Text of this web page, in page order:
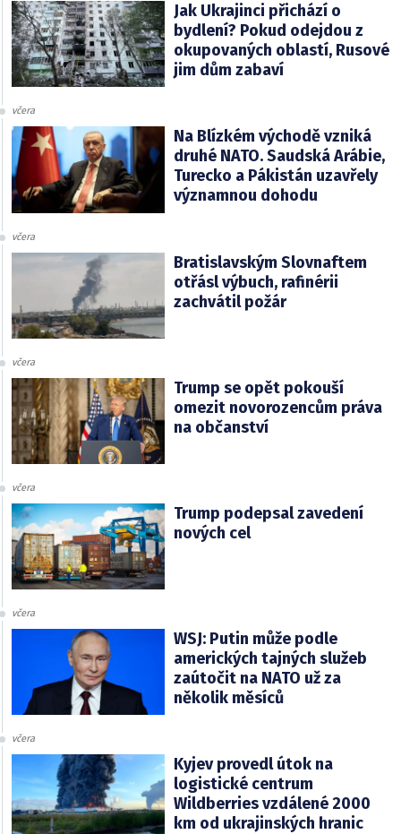
Jak Ukrajinci přichází o
bydlení? Pokud odejdou z
okupovaných oblastí, Rusové
jim dům zabaví
včera
Na Blízkém východě vzniká
druhé NATO. Saudská Arábie,
Turecko a Pákistán uzavřely
významnou dohodu
včera
Bratislavským Slovnaftem
otřásl výbuch, rafinérii
zachvátil požár
včera
Trump se opět pokouší
omezit novorozencům práva
na občanství
včera
Trump podepsal zavedení
nových cel
včera
WSJ: Putin může podle
amerických tajných služeb
zaútočit na NATO už za
několik měsíců
včera
Kyjev provedl útok na
logistické centrum
Wildberries vzdálené 2000
km od ukrajinských hranic